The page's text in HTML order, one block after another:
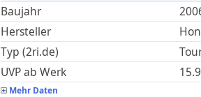
Baujahr
Hersteller
Typ (2ri.de)
UVP ab Werk
Mehr Daten